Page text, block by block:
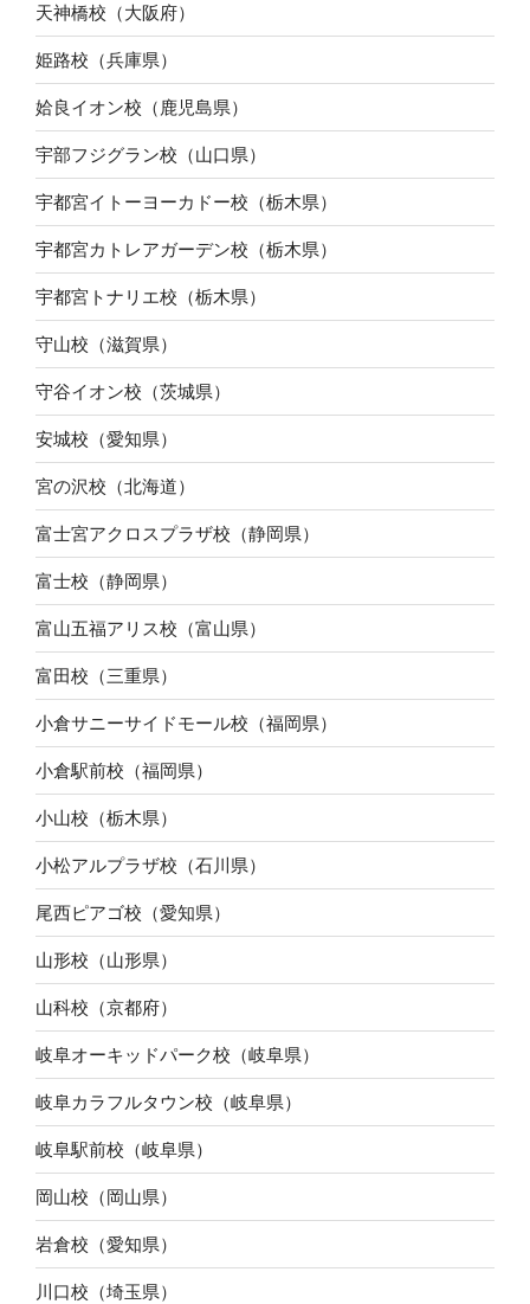
天神橋校（大阪府）
姫路校（兵庫県）
姶良イオン校（鹿児島県）
宇部フジグラン校（山口県）
宇都宮イトーヨーカドー校（栃木県）
宇都宮カトレアガーデン校（栃木県）
宇都宮トナリエ校（栃木県）
守山校（滋賀県）
守谷イオン校（茨城県）
安城校（愛知県）
宮の沢校（北海道）
富士宮アクロスプラザ校（静岡県）
富士校（静岡県）
富山五福アリス校（富山県）
富田校（三重県）
小倉サニーサイドモール校（福岡県）
小倉駅前校（福岡県）
小山校（栃木県）
小松アルプラザ校（石川県）
尾西ピアゴ校（愛知県）
山形校（山形県）
山科校（京都府）
岐阜オーキッドパーク校（岐阜県）
岐阜カラフルタウン校（岐阜県）
岐阜駅前校（岐阜県）
岡山校（岡山県）
岩倉校（愛知県）
川口校（埼玉県）